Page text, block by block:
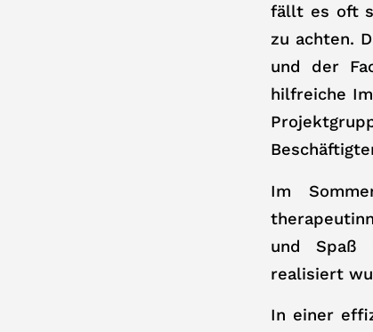
fällt es oft
zu achten.
und der
hilfreiche
Im
und Spaß
realisiert
In einer